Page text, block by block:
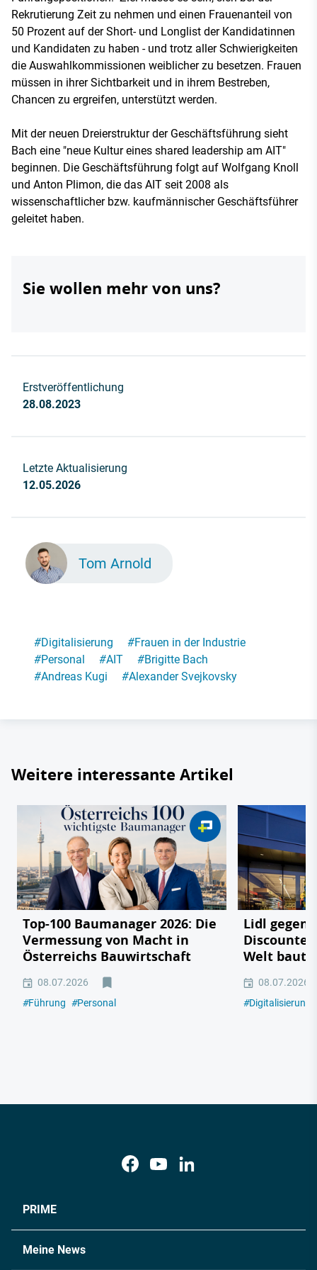
Rekrutierung Zeit zu nehmen und einen Frauenanteil von
50 Prozent auf der Short- und Longlist der Kandidatinnen
und Kandidaten zu haben - und trotz aller Schwierigkeiten
die Auswahlkommissionen weiblicher zu besetzen. Frauen
müssen in ihrer Sichtbarkeit und in ihrem Bestreben,
Chancen zu ergreifen, unterstützt werden.
Mit der neuen Dreierstruktur der Geschäftsführung sieht
Bach eine "neue Kultur eines shared leadership am AIT"
beginnen. Die Geschäftsführung folgt auf Wolfgang Knoll
und Anton Plimon, die das AIT seit 2008 als
wissenschaftlicher bzw. kaufmännischer Geschäftsführer
geleitet haben.
Sie wollen mehr von uns?
Erstveröffentlichung
28.08.2023
Letzte Aktualisierung
12.05.2026
Tom Arnold
#Digitalisierung #Frauen in der Industrie
#Personal #AIT #Brigitte Bach
#Andreas Kugi #Alexander Svejkovsky
Weitere interessante Artikel
Top-100 Baumanager 2026: Die
Vermessung von Macht in
Österreichs Bauwirtschaft
08.07.2026
#Führung #Personal
Lidl gegen
Discounter
Welt baut
08.07.2026
#Digitalisierung
PRIME
Meine News